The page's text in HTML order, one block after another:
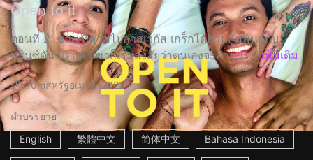
Open to it
ตอนที่ 2: ขณะที่คามไปลาสเวกัส เกร็กได้สานสัมพันธ์กับ
พรินซ์ตัน แต่แล้วเขาก็เริ่มสงสัยว่าตนเองจะสามาร... เพิ่มเติม
10mสหรัฐอเมริกา2022
คำบรรยาย
English
繁體中文 简体中文 Bahasa Indonesia